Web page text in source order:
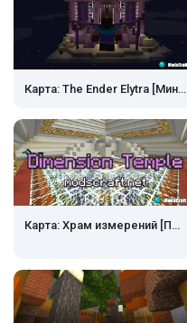
Карта: The Ender Elytra [Мини-игра]
Карта: Храм измерений [Приключения]